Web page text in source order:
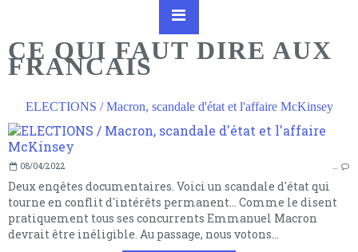
CE QUI FAUT DIRE AUX
FRANCAIS
ELECTIONS / Macron, scandale d'état et l'affaire McKinsey
08/04/2022 …
Deux enqêtes documentaires. Voici un scandale d'état qui
tourne en conflit d'intérêts permanent... Comme le disent
pratiquement tous ses concurrents Emmanuel Macron
devrait être inéligible. Au passage, nous votons...